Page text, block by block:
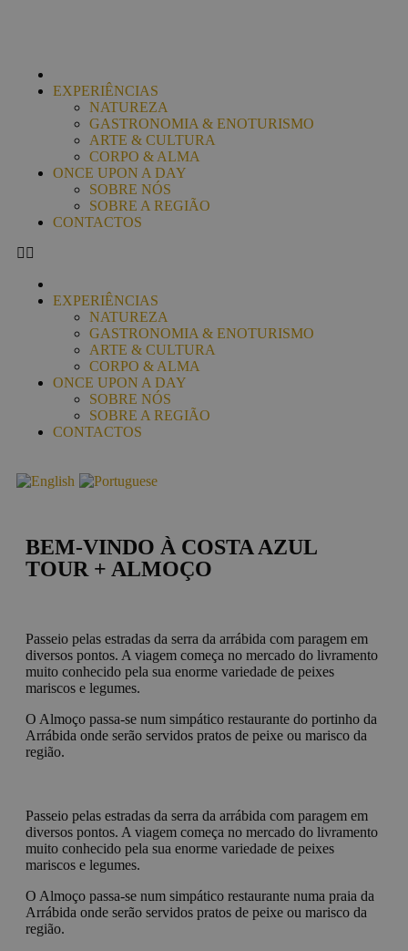
EXPERIÊNCIAS
NATUREZA
GASTRONOMIA & ENOTURISMO
ARTE & CULTURA
CORPO & ALMA
ONCE UPON A DAY
SOBRE NÓS
SOBRE A REGIÃO
CONTACTOS
EXPERIÊNCIAS
NATUREZA
GASTRONOMIA & ENOTURISMO
ARTE & CULTURA
CORPO & ALMA
ONCE UPON A DAY
SOBRE NÓS
SOBRE A REGIÃO
CONTACTOS
BEM-VINDO À COSTA AZUL
TOUR + ALMOÇO
Passeio pelas estradas da serra da arrábida com paragem em
diversos pontos. A viagem começa no mercado do livramento
muito conhecido pela sua enorme variedade de peixes
mariscos e legumes.
O Almoço passa-se num simpático restaurante do portinho da
Arrábida onde serão servidos pratos de peixe ou marisco da
região.
Passeio pelas estradas da serra da arrábida com paragem em
diversos pontos. A viagem começa no mercado do livramento
muito conhecido pela sua enorme variedade de peixes
mariscos e legumes.
O Almoço passa-se num simpático restaurante numa praia da
Arrábida onde serão servidos pratos de peixe ou marisco da
região.